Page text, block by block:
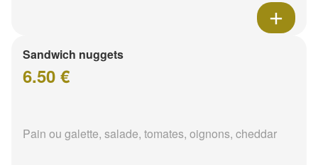
Sandwich nuggets
6.50 €
Pain ou galette, salade, tomates, oignons, cheddar